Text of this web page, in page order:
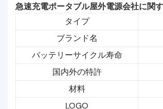
急速充電ポータブル屋外電源会社に関
タイプ
ブランド名
バッテリーサイクル寿命
国内外の特許
材料
LOGO